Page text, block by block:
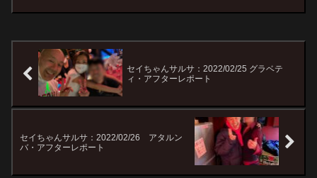
セイちゃんサルサ：2022/02/25 グラベテ
ィ・アフターレポート
セイちゃんサルサ：2022/02/26 アタルン
バ・アフターレポート